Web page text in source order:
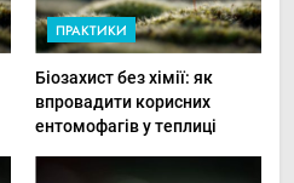
ПРАКТИКИ
Біозахист без хімії: як
впровадити корисних
ентомофагів у теплиці